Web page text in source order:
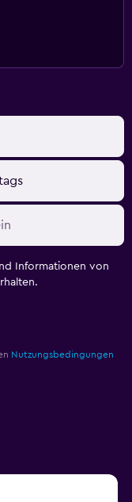
Informationen von
Nutzungsbedingungen